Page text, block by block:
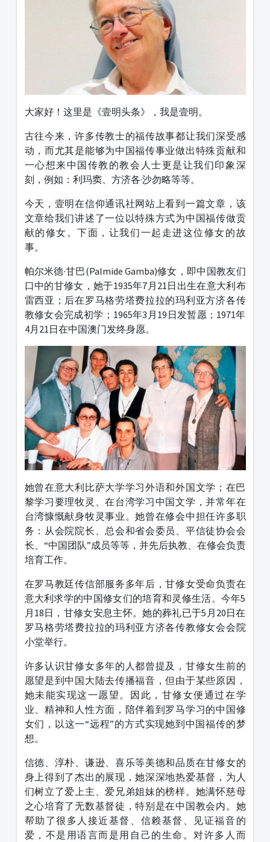
大家好！这里是《壹明头条》，我是壹明。
古往今来，许多传教士的福传故事都让我们深受感
动，而尤其是能够为中国福传事业做出特殊贡献和
一心想来中国传教的教会人士更是让我们印象深
刻，例如：利玛窦、方济各·沙勿略等等。
今天，壹明在信仰通讯社网站上看到一篇文章，该
文章给我们讲述了一位以特殊方式为中国福传做贡
献的修女。下面，让我们一起走进这位修女的故
事。
帕尔米德·甘巴(Palmide Gamba)修女，即中国教友们
口中的甘修女，她于1935年7月21日出生在意大利布
雷西亚；后在罗马格劳塔费拉拉的玛利亚方济各传
教修女会完成初学；1965年3月19日发暂愿；1971年
4月21日在中国澳门发终身愿。
她曾在意大利比萨大学学习外语和外国文学；在巴
黎学习要理牧灵、在台湾学习中国文学，并常年在
台湾慷慨献身牧灵事业。她曾在修会中担任许多职
务：从会院院长、总会和省会委员、平信徒协会会
长、“中国团队”成员等等，并先后执教、在修会负责
培育工作。
在罗马教廷传信部服务多年后，甘修女受命负责在
意大利求学的中国修女们的培育和灵修生活。今年5
月18日，甘修女安息主怀。她的葬礼已于5月20日在
罗马格劳塔费拉拉的玛利亚方济各传教修女会会院
小堂举行。
许多认识甘修女多年的人都曾提及，甘修女生前的
愿望是到中国大陆去传播福音，但由于某些原因，
她未能实现这一愿望。因此，甘修女便通过在学
业、精神和人性方面，陪伴着到罗马学习的中国修
女们，以这一“远程”的方式实现她到中国福传的梦
想。
信德、淳朴、谦逊、喜乐等美德和品质在甘修女的
身上得到了杰出的展现，她深深地热爱基督，为人
们树立了爱上主、爱兄弟姐妹的榜样。她满怀慈母
之心培育了无数基督徒，特别是在中国教会内。她
帮助了很多人接近基督、信赖基督、见证福音的
爱，不是用语言而是用自己的生命。对许多人而